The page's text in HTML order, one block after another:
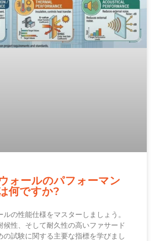
ォールのパフォーマン
何ですか?
ルの性能仕様をマスターしましょう。
候性、そして耐久性の高いファサード
の試験に関する主要な指標を学びまし